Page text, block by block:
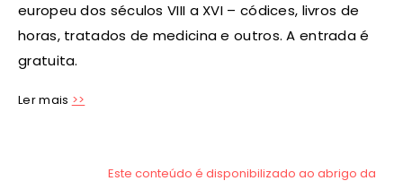
europeu dos séculos VIII a XVI – códices, livros de
horas, tratados de medicina e outros. A entrada é
gratuita.
Ler mais >>